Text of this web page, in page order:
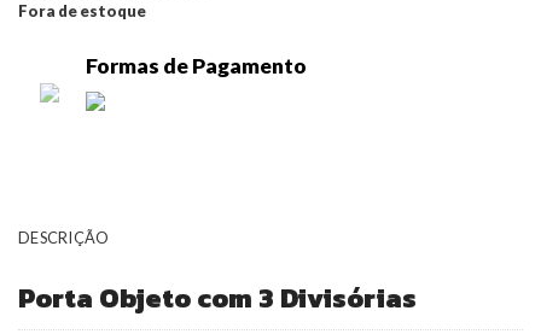
Fora de estoque
Formas de Pagamento
DESCRIÇÃO
Porta Objeto com 3 Divisórias